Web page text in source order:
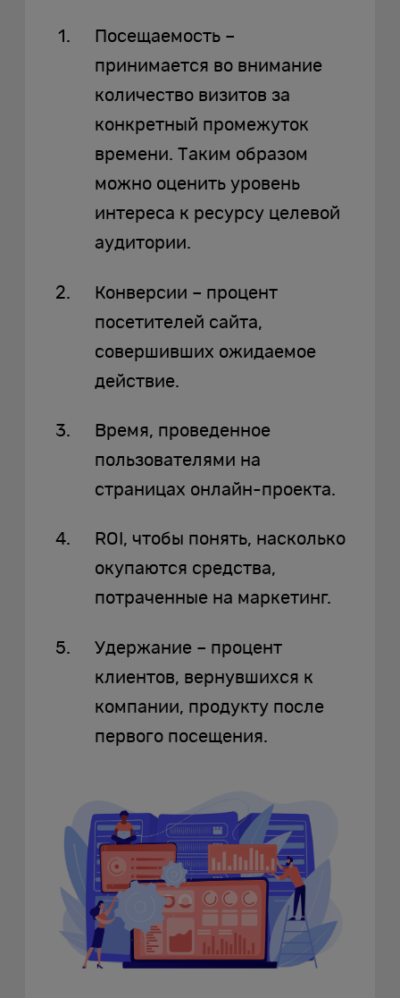
Посещаемость –
принимается во внимание
количество визитов за
конкретный промежуток
времени. Таким образом
можно оценить уровень
интереса к ресурсу целевой
аудитории.
Конверсии – процент
посетителей сайта,
совершивших ожидаемое
действие.
Время, проведенное
пользователями на
страницах онлайн-проекта.
ROI, чтобы понять, насколько
окупаются средства,
потраченные на маркетинг.
Удержание – процент
клиентов, вернувшихся к
компании, продукту после
первого посещения.